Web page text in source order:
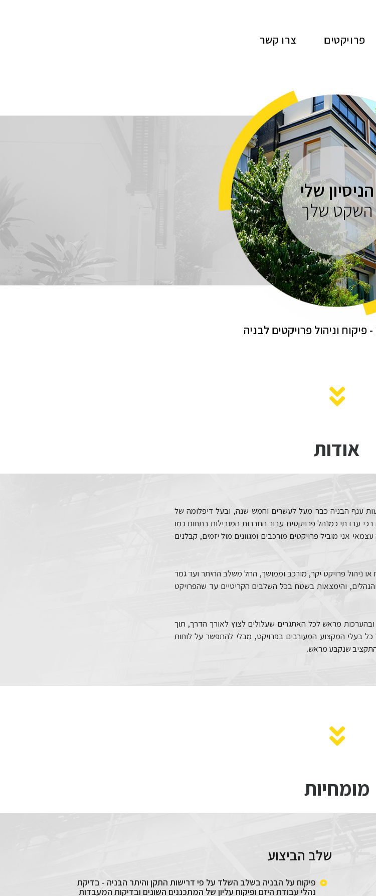
פרויקטים צרו קשר
פיקוח וניהול פרויקטים לבניה
אודות
ענף הבניה כבר מעל לעשרים וחמש שנה, ובעל דיפלומה של
כבר בראשית דרכי עבדתי כמנהל פרויקטים עבור החברות המובילות בתחום כמו
אני מוביל פרויקטים מורכבים ומגוונים מול יזמים, קבלנים
ניהול פרויקט יקר, מורכב וממושך, החל משלב ההיתר ועד גמר
והימצאות בשטח בכל השלבים הקריטיים עד שהפרויקט
ובהערכות מראש לכל האתגרים שעלולים לצוץ לאורך הדרך, תוך
בעלי המקצוע המעורבים בפרויקט, מבלי להתפשר על לוחות
התקציב שנקבע מראש.
מומחיות
שלב הביצוע
פיקוח על הבניה בשלב השלד על פי דרישות התקן והיתר הבניה - בדיקת
נהלי עבודת היזם ופיקוח עליון של המתכננים השונים ובדיקות המעבדות